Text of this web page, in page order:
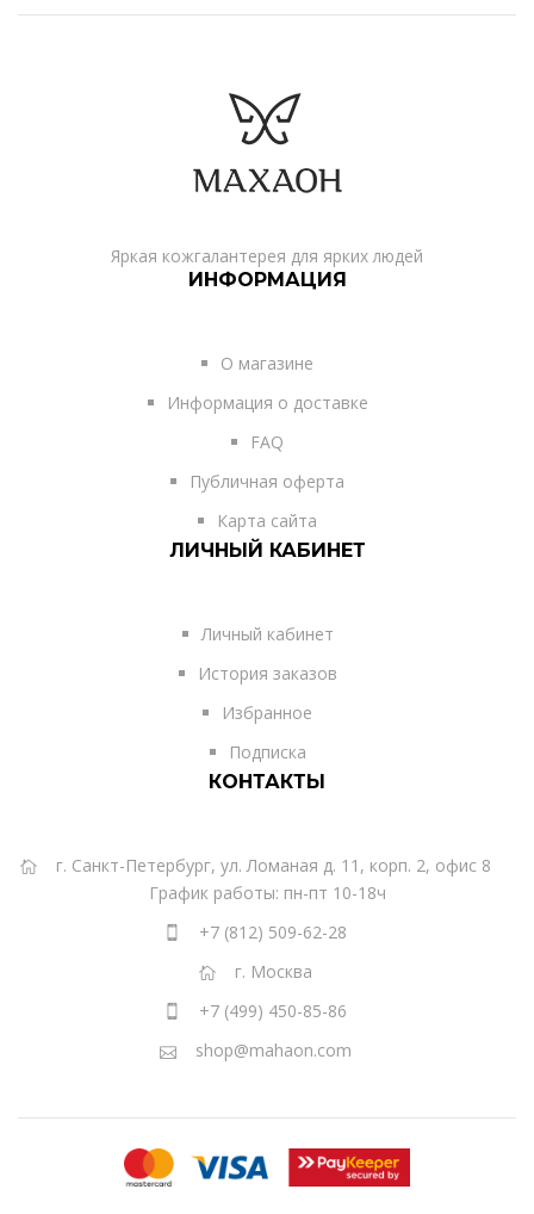
Яркая кожгалантерея для ярких людей
ИНФОРМАЦИЯ
О магазине
Информация о доставке
FAQ
Публичная оферта
Карта сайта
ЛИЧНЫЙ КАБИНЕТ
Личный кабинет
История заказов
Избранное
Подписка
КОНТАКТЫ
г. Санкт-Петербург, ул. Ломаная д. 11, корп. 2, офис 8
График работы: пн-пт 10-18ч
+7 (812) 509-62-28
г. Москва
+7 (499) 450-85-86
shop@mahaon.com